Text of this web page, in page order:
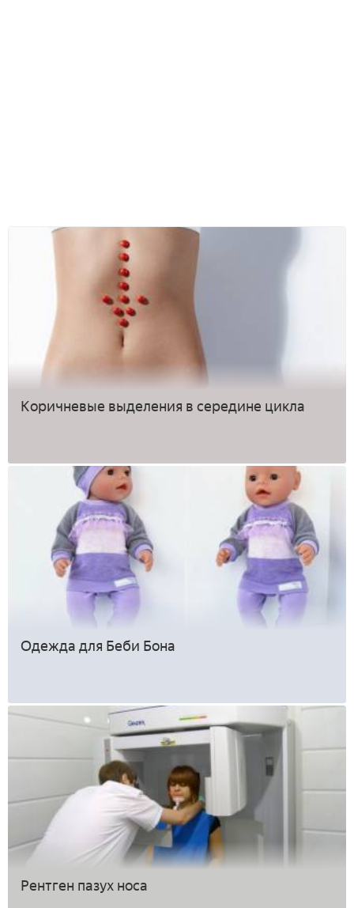
Коричневые выделения в середине цикла
Одежда для Беби Бона
Рентген пазух носа